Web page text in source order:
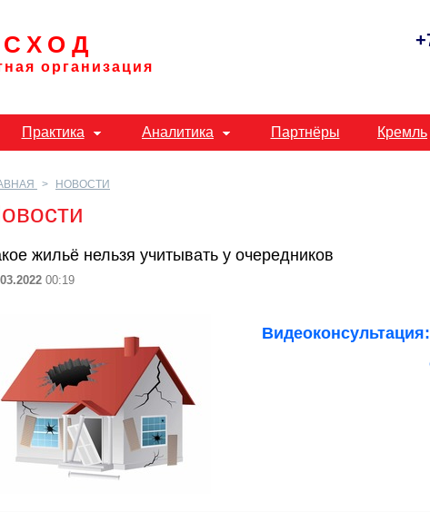
организация
Практика Аналитика Партнёры Кремль
НОВОСТИ
жильё нельзя учитывать у очередников
00:19